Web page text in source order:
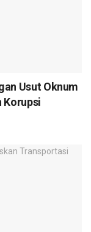
Usut Oknum
Korupsi